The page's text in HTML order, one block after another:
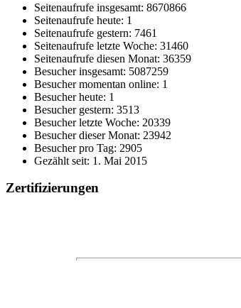
Seitenaufrufe insgesamt: 8670866
Seitenaufrufe heute: 1
Seitenaufrufe gestern: 7461
Seitenaufrufe letzte Woche: 31460
Seitenaufrufe diesen Monat: 36359
Besucher insgesamt: 5087259
Besucher momentan online: 1
Besucher heute: 1
Besucher gestern: 3513
Besucher letzte Woche: 20339
Besucher dieser Monat: 23942
Besucher pro Tag: 2905
Gezählt seit: 1. Mai 2015
Zertifizierungen